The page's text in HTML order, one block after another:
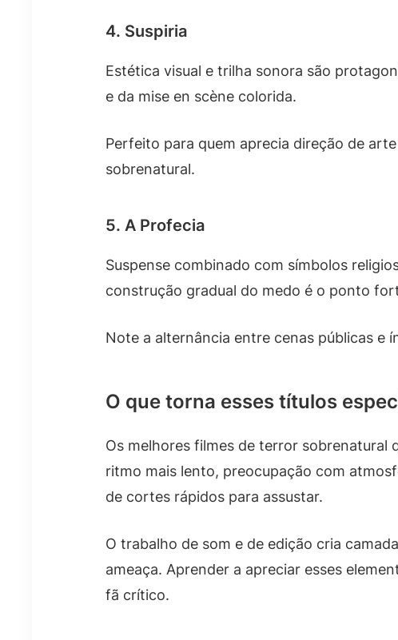
4. Suspiria
Estética visual e trilha sonora são
e da mise en scène colorida.
Perfeito para quem aprecia direção de
sobrenatural.
5. A Profecia
Suspense combinado com símbolos
construção gradual do medo é o ponto
Note a alternância entre cenas públicas e
O que torna esses títulos
Os melhores filmes de terror sobrenatural
ritmo mais lento, preocupação com
de cortes rápidos para assustar.
O trabalho de som e de edição cria
ameaça. Aprender a apreciar esses
fã crítico.